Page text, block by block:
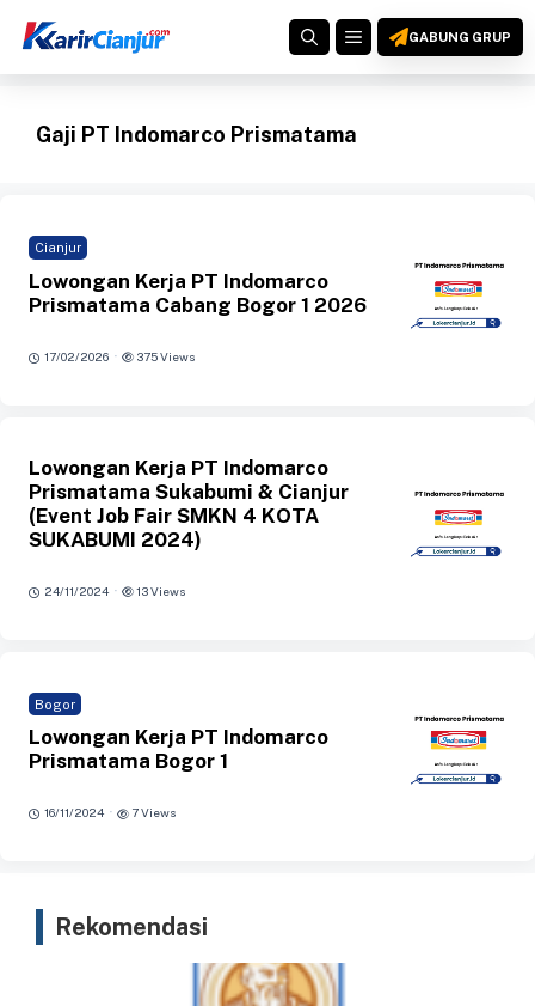
MENUGABUNG GRUP
Gaji PT Indomarco Prismatama
Cianjur
Lowongan Kerja PT Indomarco
Prismatama Cabang Bogor 1 2026
17/02/2026 · 375 Views
Lowongan Kerja PT Indomarco
Prismatama Sukabumi & Cianjur
(Event Job Fair SMKN 4 KOTA
SUKABUMI 2024)
24/11/2024 · 13 Views
Bogor
Lowongan Kerja PT Indomarco
Prismatama Bogor 1
16/11/2024 · 7 Views
Rekomendasi